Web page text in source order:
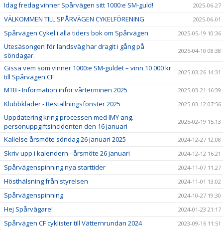
Idag fredag vinner Spårvägen sitt 1000:e SM-guld! 2025-06-27
VÄLKOMMEN TILL SPÅRVÄGEN CYKELFÖRENING 2025-06-01
Spårvägen Cykel i alla tiders bok om Spårvägen 2025-05-19 10:36
Utesäsongen för landsväg har dragit i gång på
söndagar.
2025-04-10 08:38
Gissa vem som vinner 1000:e SM-guldet – vinn 10 000 kr
till Spårvägen CF
2025-03-26 14:31
MTB - Information inför vårterminen 2025 2025-03-21 16:39
Klubbkläder - Beställningsfönster 2025 2025-03-12 07:56
Uppdatering kring processen med IMY ang.
personuppgiftsincidenten den 16 januari
2025-02-19 15:13
Kallelse årsmöte söndag 26 januari 2025 2024-12-27 12:08
Skriv upp i kalendern - årsmöte 26 januari 2024-12-12 16:21
Spårvägenspinning nya starttider 2024-11-07 11:27
Hösthälsning från styrelsen 2024-11-01 13:02
Spårvägenspinning 2024-10-27 19:30
Hej Spårvägare! 2024-01-23 21:17
Spårvägen CF cyklister till Vätternrundan 2024 2023-09-16 11:51